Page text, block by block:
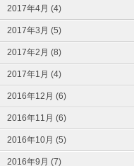
2017年4月 (4)
2017年3月 (5)
2017年2月 (8)
2017年1月 (4)
2016年12月 (6)
2016年11月 (6)
2016年10月 (5)
2016年9月 (7)